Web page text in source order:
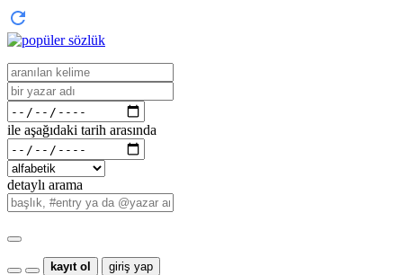
ile aşağıdaki tarih arasında
detaylı arama
kayıt ol giriş yap